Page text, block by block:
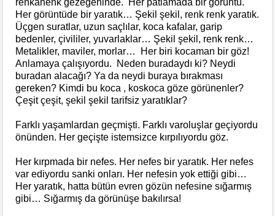
Her görüntüde bir yaratık… Şekil şekil, renk renk yaratık.
Üçgen suratlar, uzun saçlılar, koca kafalar, garip
bedenler, çivililer, yuvarlaklar… Şekil şekil, renk renk…
Metalikler, maviler, morlar… Her biri kocaman bir göz!
Anlamaya çalışıyordu. Neden buradaydı ki? Neydi
buradan alacağı? Ya da neydi buraya bırakması
gereken? Kimdi bu koca , koskoca göze görünenler?
Çeşit çeşit, şekil şekil tarifsiz yaratıklar?
Farklı yaşamlardan geçmişti. Farklı varoluşlar geçiyordu
önünden. Her geçişte istemsizce kırpılıyordu göz.
Her kırpmada bir nefes. Her nefes bir yaratık. Her nefes
var ediyordu sanki onları. Her nefesin yok ettiği gibi…
Her yaratık, hatta bütün evren gözün nefesine sığarmış
gibi… Sığarmış da görünüşe bakılırsa!